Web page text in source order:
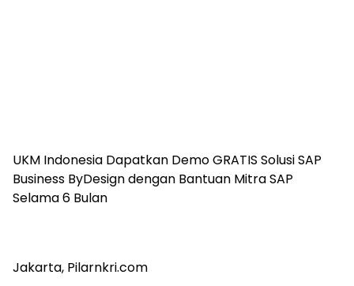
UKM Indonesia Dapatkan Demo GRATIS Solusi SAP
Business ByDesign dengan Bantuan Mitra SAP
Selama 6 Bulan
Jakarta, Pilarnkri.com